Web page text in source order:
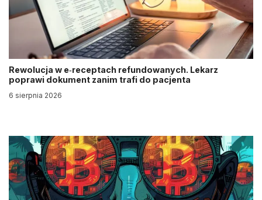
Rewolucja w e‑receptach refundowanych. Lekarz
poprawi dokument zanim trafi do pacjenta
6 sierpnia 2026